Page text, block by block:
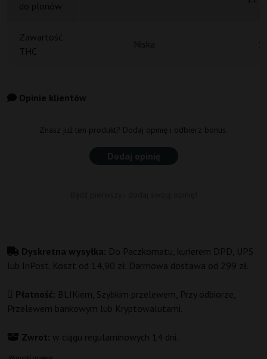
Zawartość
THC
Niska
Opinie klientów
Znasz już ten produkt? Dodaj opinię i odbierz bonus.
Dodaj opinię
Dyskretna wysyłka: Do Paczkomatu, kurierem DPD, UPS
lub InPost. Koszt od 14,90 zł. Darmowa dostawa od 299 zł.
Płatność: BLIKiem, Szybkim przelewem, Przy odbiorze,
Przelewem bankowym lub Kryptowalutami.
Zwrot: w ciągu regulaminowych 14 dni.